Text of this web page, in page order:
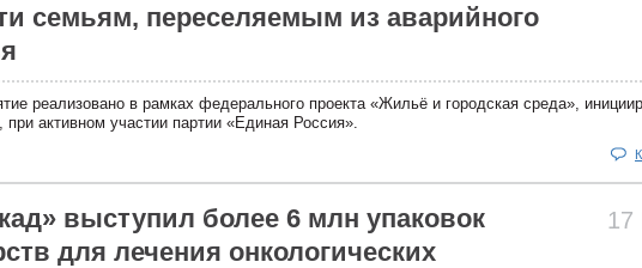
семьям, переселяемым из аварийного
реализовано в рамках федерального проекта «Жильё и городская среда»,
активном участии партии «Единая Россия».
выступил более 6 млн упаковок
для лечения онкологических